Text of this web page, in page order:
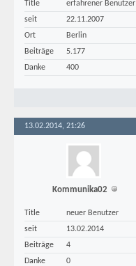
Title
erfahrener Benutzer
seit
22.11.2007
Ort
Berlin
Beiträge
5.177
Danke
400
13.02.2014, 21:26
Kommunika02
Title
neuer Benutzer
seit
13.02.2014
Beiträge
4
Danke
0